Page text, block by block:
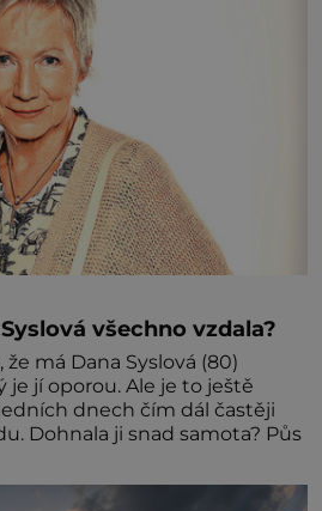
všechno vzdala?
má Dana Syslová (80)
je jí oporou. Ale je to ještě
dnech čím dál častěji
mluví o svém odchodu. Dohnala ji snad samota? Půs